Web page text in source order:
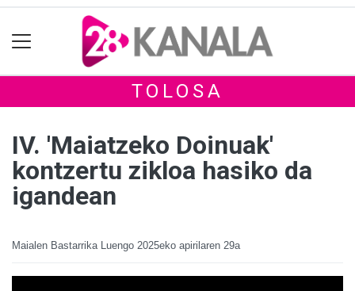
TOLOSA
IV. 'Maiatzeko Doinuak'
kontzertu zikloa hasiko da
igandean
Maialen Bastarrika Luengo 2025eko apirilaren 29a